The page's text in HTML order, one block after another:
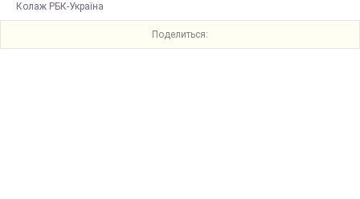
Колаж РБК-Україна
Поделиться: